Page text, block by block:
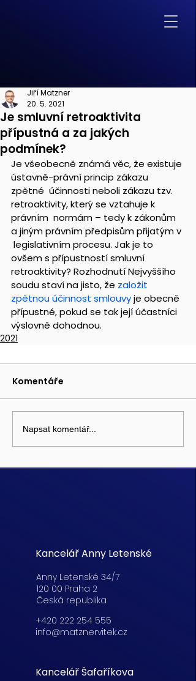
Je smluvní retroaktivita
přípustná a za jakých
podmínek?
Jiří Matzner
20. 5. 2021
Je všeobecně známá věc, že existuje
ústavně-právní princip zákazu
zpětné  účinnosti neboli zákazu tzv.
retroaktivity, který se vztahuje k
právním  normám – tedy k zákonům
a jiným právním předpisům přijatým v
legislativním procesu. Jak je to
ovšem s přípustností smluvní
retroaktivity? Rozhodnutí Nejvyššího
soudu staví na jisto, že založit
zpětnou účinnost smlouvy je obecně
přípustné, pokud se tak její účastníci
výslovně dohodnou.
2021
Komentáře
Napsat komentář...
Kancelář Anny Letenské
Anny Letenské 34/7
120 00 Praha 2
Česká republika
+420 222 254 555
info@matznervitek.cz
Kancelář Šafaříkova